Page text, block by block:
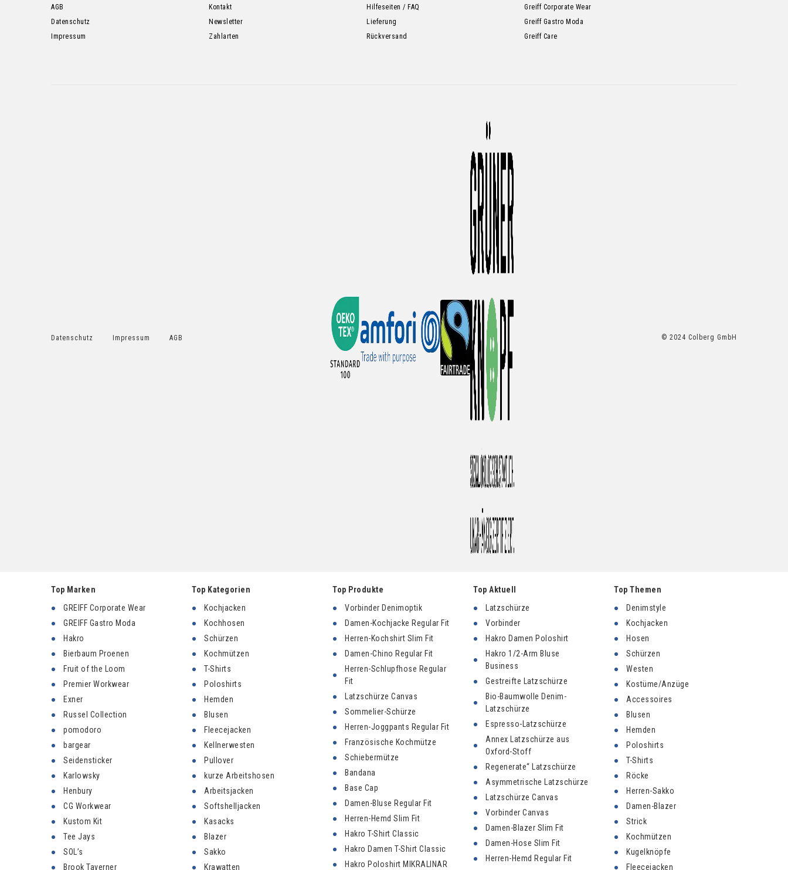
AGB
Datenschutz
Impressum
Kontakt
Newsletter
Zahlarten
Hilfeseiten / FAQ
Lieferung
Rückversand
Greiff Corporate Wear
Greiff Gastro Moda
Greiff Care
Datenschutz Impressum AGB © 2024 Colberg GmbH
Top Marken
GREIFF Corporate Wear
GREIFF Gastro Moda
Hakro
Bierbaum Proenen
Fruit of the Loom
Premier Workwear
Exner
Russel Collection
pomodoro
bargear
Seidensticker
Karlowsky
Henbury
CG Workwear
Kustom Kit
Tee Jays
SOL’s
Brook Taverner
Top Kategorien
Kochjacken
Kochhosen
Schürzen
Kochmützen
T-Shirts
Poloshirts
Hemden
Blusen
Fleecejacken
Kellnerwesten
Pullover
kurze Arbeitshosen
Arbeitsjacken
Softshelljacken
Kasacks
Blazer
Sakko
Krawatten
Top Produkte
Vorbinder Denimoptik
Damen-Kochjacke Regular Fit
Herren-Kochshirt Slim Fit
Damen-Chino Regular Fit
Herren-Schlupfhose Regular
Fit
Latzschürze Canvas
Sommelier-Schürze
Herren-Joggpants Regular Fit
Französische Kochmütze
Schiebermütze
Bandana
Base Cap
Damen-Bluse Regular Fit
Herren-Hemd Slim Fit
Hakro T-Shirt Classic
Hakro Damen T-Shirt Classic
Hakro Poloshirt MIKRALINAR
Top Aktuell
Latzschürze
Vorbinder
Hakro Damen Poloshirt
Hakro 1/2-Arm Bluse
Business
Gestreifte Latzschürze
Bio-Baumwolle Denim-
Latzschürze
Espresso-Latzschürze
Annex Latzschürze aus
Oxford-Stoff
Regenerate“ Latzschürze
Asymmetrische Latzschürze
Latzschürze Canvas
Vorbinder Canvas
Damen-Blazer Slim Fit
Damen-Hose Slim Fit
Herren-Hemd Regular Fit
Top Themen
Denimstyle
Kochjacken
Hosen
Schürzen
Westen
Kostüme/Anzüge
Accessoires
Blusen
Hemden
Poloshirts
T-Shirts
Röcke
Herren-Sakko
Damen-Blazer
Strick
Kochmützen
Kugelknöpfe
Fleecejacken